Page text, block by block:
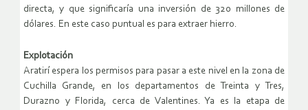
directa, y que significaría una inversión de 320 millones de
dólares. En este caso puntual es para extraer hierro.
Explotación
Aratirí espera los permisos para pasar a este nivel en la zona de
Cuchilla Grande, en los departamentos de Treinta y Tres,
Durazno y Florida, cerca de Valentines. Ya es la etapa de